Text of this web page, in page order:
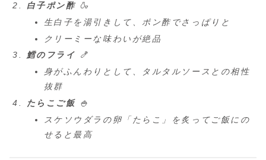
白子ポン酢🍶
生白子を湯引きして、ポン酢でさっぱりと
クリーミーな味わいが絶品
鱈のフライ
🍤
身がふんわりとして、タルタルソースとの相性
抜群
たらこご飯 🍚
スケソウダラの卵「たらこ」を炙ってご飯にの
せると最高